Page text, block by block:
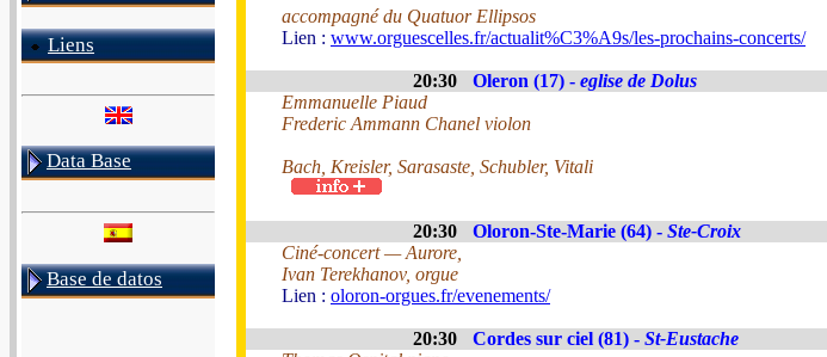
Liens
Data Base
Base de datos
accompagné du Quatuor Ellipsos
Lien : www.orguescelles.fr/actualit%C3%A9s/les-prochains-concerts/
20:30 Oleron (17) - eglise de Dolus
Emmanuelle Piaud
Frederic Ammann Chanel violon
Bach, Kreisler, Sarasaste, Schubler, Vitali
20:30 Oloron-Ste-Marie (64) - Ste-Croix
Ciné-concert — Aurore,
Ivan Terekhanov, orgue
Lien : oloron-orgues.fr/evenements/
20:30 Cordes sur ciel (81) - St-Eustache